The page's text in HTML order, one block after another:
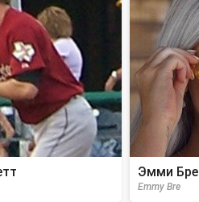
Эмми Бре
Emmy Bre